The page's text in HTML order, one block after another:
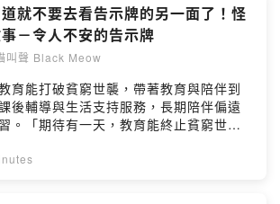
節目：
join留言告訴我你對
user/ckdx3gh49pg47088089t
感謝收聽本頻道所講述的故事，也十分
YouTube搜尋“黑色貓叫聲”－
誠摯歡迎各位前往收看並訂閱！另
專頁，也歡迎大家留言給我喔：
pegasusmarsha若你有靈異
就不要去看告示牌的另一面了！怪
－令人不安的告示牌
叫聲 Black Meow
育能打破貧窮世襲，帶著教育與陪伴到
後輔導與生活支持服務，長期陪伴偏遠
。「期待有一天，教育能終止貧窮世
▶️ https://fstry.pse.is/9f67gd—— 以上